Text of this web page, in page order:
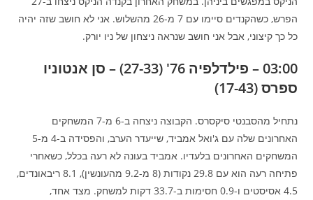
הפרש, כשהקנדים סיימו עם 7 מ-26 מהשלוש. אני לא חושב שזה יהיה
כל כך קיצוני, אבל אני חושב שנראה ניצחון של ניו יורק.
03:00 – פילדלפיה 76' (27-33) – סן אנטוניו
ספרס (17-43)
נתחיל מהסבנטי סיקסרס. הקבוצה ניצחה ב-6 מ-7 המשחקים
האחרונים שלה עם ג'ואל אמביד, שייעדר הערב, והפסידה ב-4 מ-5
המשחקים האחרונים בלעדיו. אמביד בעונה לא רעה בכלל, כשאחרי
פתיחה רעה הוא עם 29.8 נקודות (8 מ-9.2 מהעונשין), 8.1 ריבאונדים,
4.5 אסיסטים ו-0.9 חסימות ב-33.7 דקות למשחק. מצד אחד,